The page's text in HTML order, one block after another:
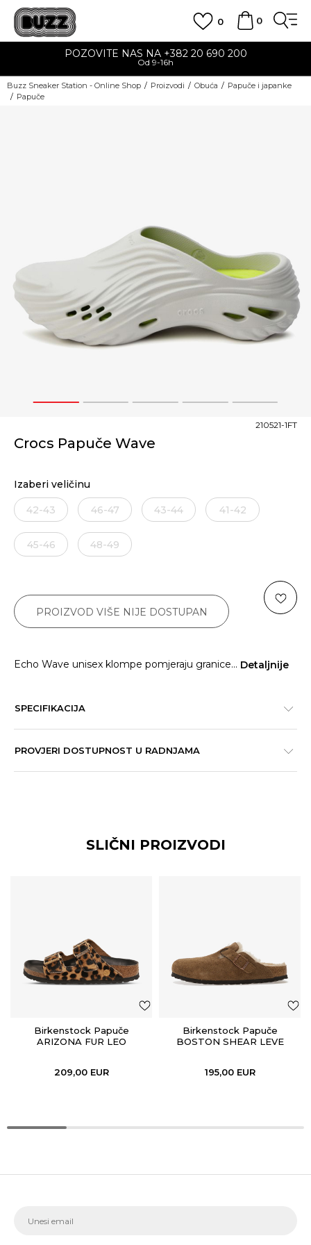
0
0
POZOVITE NAS NA +382 20 690 200
Od 9-16h
Buzz Sneaker Station - Online Shop Proizvodi Obuća
Papuče i japanke
Papuče
1 2 3 4 5
Crocs Papuče Wave
210521-1FT
Izaberi veličinu
42-43 46-47 43-44 41-42
45-46 48-49
PROIZVOD VIŠE NIJE DOSTUPAN
Echo Wave unisex klompe pomjeraju granice... Detaljnije
SPECIFIKACIJA
PROVJERI DOSTUPNOST U RADNJAMA
SLIČNI PROIZVODI
Birkenstock Papuče
ARIZONA FUR LEO
209,00 EUR
Birkenstock Papuče
BOSTON SHEAR LEVE
195,00 EUR